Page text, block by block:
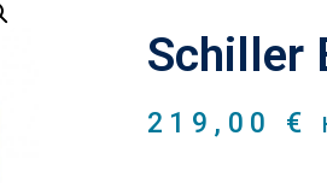
Schiller
219,00 €